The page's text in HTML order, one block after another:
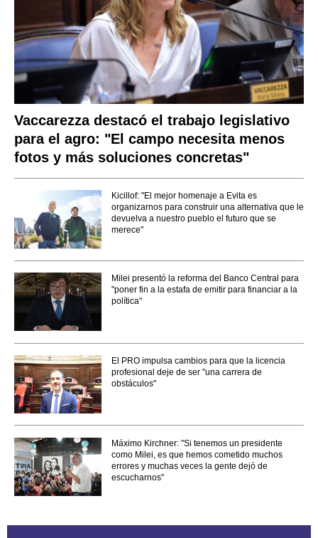
Vaccarezza destacó el trabajo legislativo
para el agro: "El campo necesita menos
fotos y más soluciones concretas"
Kicillof: "El mejor homenaje a Evita es
organizarnos para construir una alternativa que le
devuelva a nuestro pueblo el futuro que se
merece"
Milei presentó la reforma del Banco Central para
"poner fin a la estafa de emitir para financiar a la
política"
El PRO impulsa cambios para que la licencia
profesional deje de ser "una carrera de
obstáculos"
Máximo Kirchner: "Si tenemos un presidente
como Milei, es que hemos cometido muchos
errores y muchas veces la gente dejó de
escucharnos"